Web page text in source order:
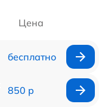
Цена
бесплатно
850 р